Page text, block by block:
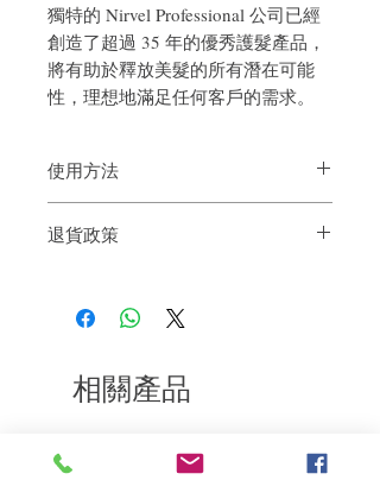
獨特的 Nirvel Professional 公司已經
創造了超過 35 年的優秀護髮產品，
將有助於釋放美髮的所有潛在可能
性，理想地滿足任何客戶的需求。
使用方法
揮作用。用水洗掉。
退貨政策
到我們的產品後的前7天內通過電子郵件
相關產品
深層修復